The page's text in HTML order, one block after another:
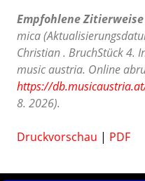
Empfohlene Zitierweise
mica
Christian . BruchStück 4.
music austria. Online
https://
8. 2026).
Druckvorschau | PDF